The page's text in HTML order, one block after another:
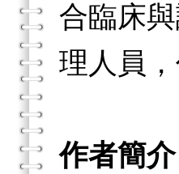
合臨床
理人員
作者簡介